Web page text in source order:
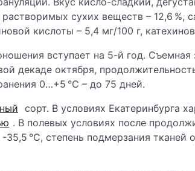
сухих веществ – 12,6 %,
кислоты – 5,4 мг/100 г,
вступает на 5-й год. Съемная
декаде октября,
0…+5 °С – до 75 дней.
сорт. В условиях Екатеринбурга
. В полевых условиях после
°С, степень подмерзания тканей